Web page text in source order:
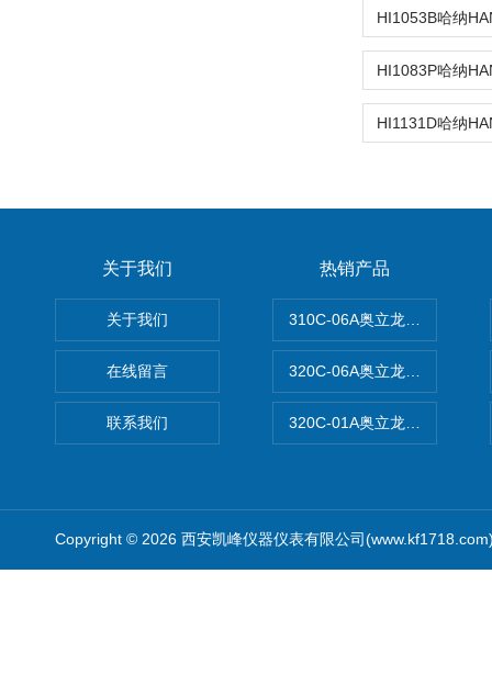
关于我们
关于我们
在线留言
联系我们
热销产品
310C-06A奥立龙实验室台式
320C-06A奥立龙实验室便携
320C-01A奥立龙实验室便携
Copyright © 2026 西安凯峰仪器仪表有限公司